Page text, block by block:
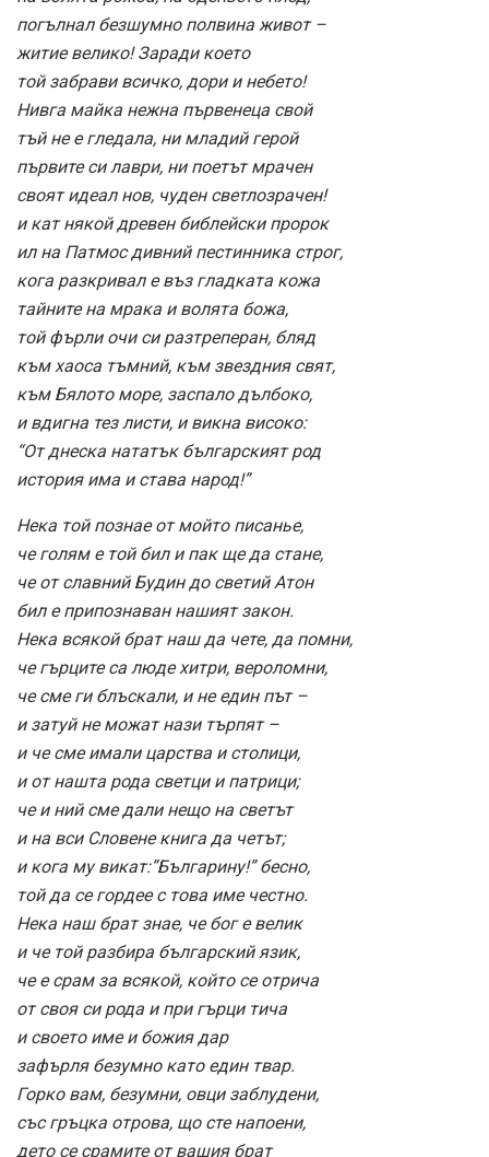
погълнал безшумно полвина живот –
житие велико! Заради което
той забрави всичко, дори и небето!
Нивга майка нежна първенеца свой
тъй не е гледала, ни младий герой
първите си лаври, ни поетът мрачен
своят идеал нов, чуден светлозрачен!
и кат някой древен библейски пророк
ил на Патмос дивний пестинника строг,
кога разкривал е въз гладката кожа
тайните на мрака и волята божа,
той фърли очи си разтреперан, бляд
към хаоса тъмний, към звездния свят,
към Бялото море, заспало дълбоко,
и вдигна тез листи, и викна високо:
“От днеска нататък българският род
история има и става народ!”
Нека той познае от мойто писанье,
че голям е той бил и пак ще да стане,
че от славний Будин до светий Атон
бил е припознаван нашият закон.
Нека всякой брат наш да чете, да помни,
че гърците са люде хитри, вероломни,
че сме ги блъскали, и не един път –
и затуй не можат нази търпят –
и че сме имали царства и столици,
и от нашта рода светци и патрици;
че и ний сме дали нещо на светът
и на вси Словене книга да четът;
и кога му викат:”Българину!” бесно,
той да се гордее с това име честно.
Нека наш брат знае, че бог е велик
и че той разбира българский язик,
че е срам за всякой, който се отрича
от своя си рода и при гърци тича
и своето име и божия дар
зафърля безумно като един твар.
Горко вам, безумни, овци заблудени,
със гръцка отрова, що сте напоени,
дето се срамите от вашия брат